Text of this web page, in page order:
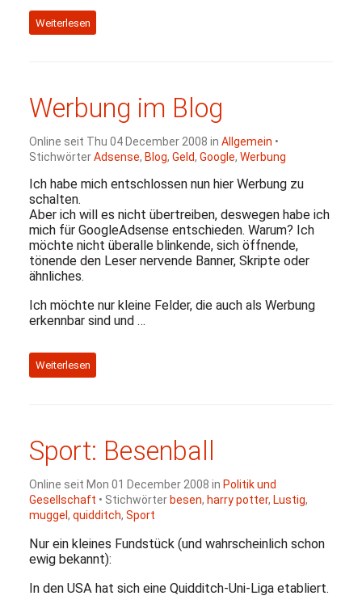
Weiterlesen
Werbung im Blog
Online seit Thu 04 December 2008 in Allgemein •
StichwörterAdsense, Blog, Geld, Google, Werbung
Ich habe mich entschlossen nun hier Werbung zu
schalten.
Aber ich will es nicht übertreiben, deswegen habe ich
mich für GoogleAdsense entschieden. Warum? Ich
möchte nicht überalle blinkende, sich öffnende,
tönende den Leser nervende Banner, Skripte oder
ähnliches.
Ich möchte nur kleine Felder, die auch als Werbung
erkennbar sind und …
Weiterlesen
Sport: Besenball
Online seit Mon 01 December 2008 in Politik und
Gesellschaft • Stichwörter besen, harry potter, Lustig,
muggel , quidditch, Sport
Nur ein kleines Fundstück (und wahrscheinlich schon
ewig bekannt):
In den USA hat sich eine Quidditch-Uni-Liga etabliert.